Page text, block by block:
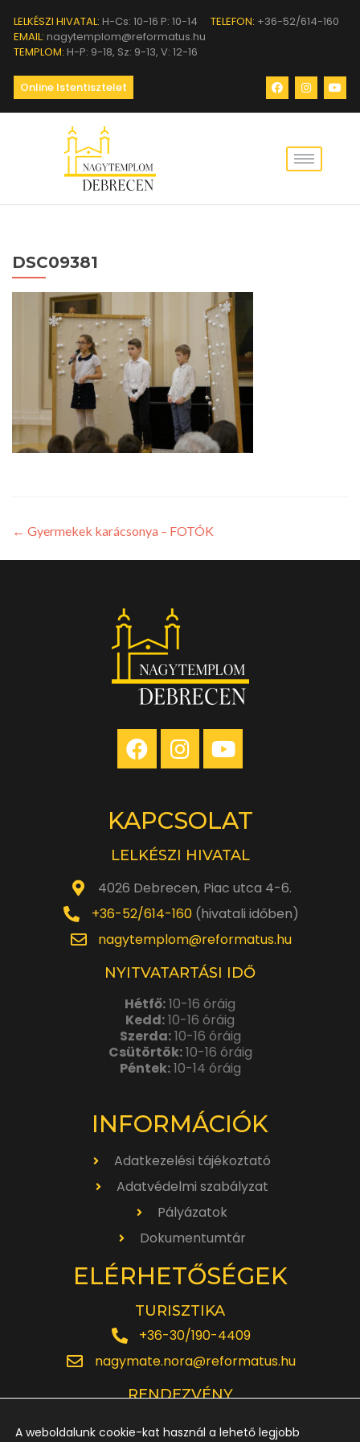
LELKÉSZI HIVATAL: H-Cs: 10-16 P: 10-14 TELEFON: +36-52/614-160
EMAIL: nagytemplom@reformatus.hu
TEMPLOM: H-P: 9-18, Sz: 9-13, V: 12-16
Online Istentisztelet
DSC09381
← Gyermekek karácsonya – FOTÓK
KAPCSOLAT
LELKÉSZI HIVATAL
4026 Debrecen, Piac utca 4-6.
+36-52/614-160(hivatali időben)
nagytemplom@reformatus.hu
NYITVATARTÁSI IDŐ
Hétfő:10-16 óráig
Kedd:10-16 óráig
Szerda:10-16 óráig
Csütörtök:10-16 óráig
Péntek:10-14 óráig
INFORMÁCIÓK
Adatkezelési tájékoztató
Adatvédelmi szabályzat
Pályázatok
Dokumentumtár
ELÉRHETŐSÉGEK
TURISZTIKA
+36-30/190-4409
nagymate.nora@reformatus.hu
RENDEZVÉNY
A weboldalunk cookie-kat használ a lehető legjobb